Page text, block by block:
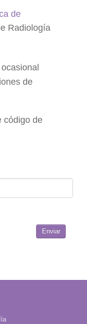
de
Radiología
de
código de
Enviar